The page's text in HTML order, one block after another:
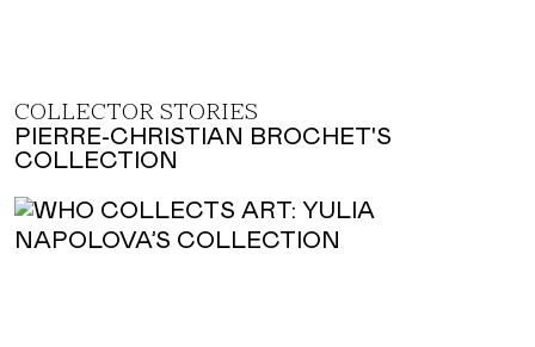
COLLECTOR STORIES
PIERRE-CHRISTIAN BROCHET'S
COLLECTION